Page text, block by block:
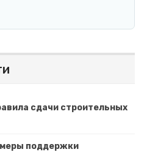
сдачи строительных
меры поддержки